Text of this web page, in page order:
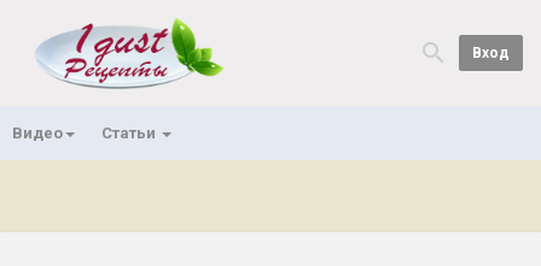
Вход
Видео Статьи